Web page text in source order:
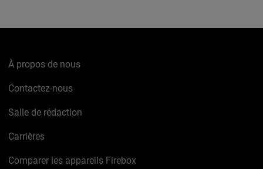
À propos de nous
Contactez-nous
Salle de rédaction
Carrières
Comparer les appareils Firebox